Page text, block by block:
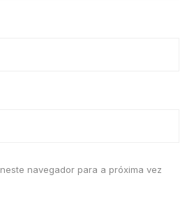
navegador para a próxima vez